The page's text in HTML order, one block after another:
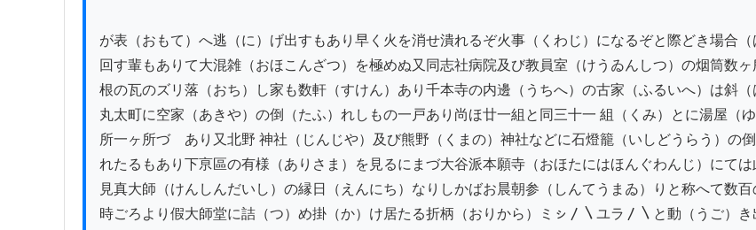
が表（おもて）へ逃（に）げ出すもあり早く火を消せ潰れるぞ火事（くわじ）になるぞと際どき場合
回す輩もありて大混雑（おほこんざつ）を極めぬ又同志社病院及び教員室（けうゐんしつ）の烟筒数
根の瓦のズリ落（おち）し家も数軒（すけん）あり千本寺の内邊（うちへ）の古家（ふるいへ）は斜
丸太町に空家（あきや）の倒（たふ）れしもの一戸あり尚ほ廿一組と同三十一 組（くみ）とに湯屋（
所一ヶ所づゝあり又北野 神社（じんじや）及び熊野（くまの）神社などに石燈籠（いしどうらう）の
れたるもあり下亰區の有様（ありさま）を見るにまづ大谷派本願寺（おほたにはほんぐわんじ）にて
見真大師（けんしんだいし）の縁日（えんにち）なりしかばお晨朝参（しんてうまゐ）りと称へて数
時ごろより假大師堂に詰（つ）め掛（か）け居たる折柄（おりから）ミㇱ〳〵ユラ〳〵と動（うご）き